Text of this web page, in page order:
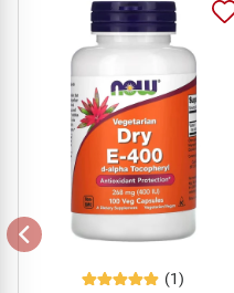
(1)